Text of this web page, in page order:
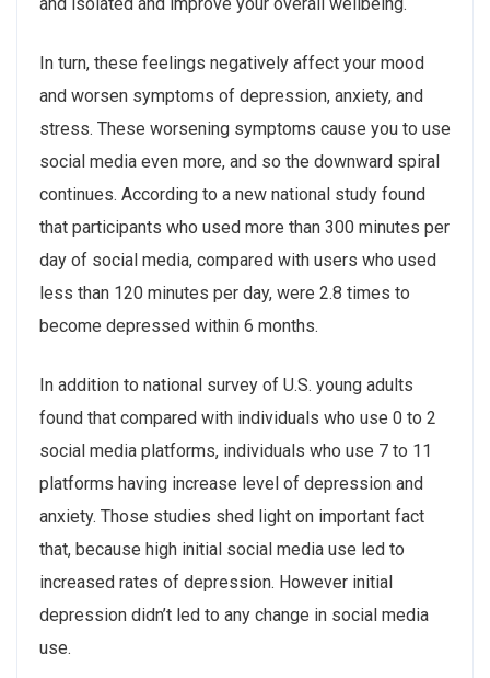
In turn, these feelings negatively affect your mood
and worsen symptoms of depression, anxiety, and
stress. These worsening symptoms cause you to use
social media even more, and so the downward spiral
continues. According to a new national study found
that participants who used more than 300 minutes per
day of social media, compared with users who used
less than 120 minutes per day, were 2.8 times to
become depressed within 6 months.
In addition to national survey of U.S. young adults
found that compared with individuals who use 0 to 2
social media platforms, individuals who use 7 to 11
platforms having increase level of depression and
anxiety. Those studies shed light on important fact
that, because high initial social media use led to
increased rates of depression. However initial
depression didn’t led to any change in social media
use.